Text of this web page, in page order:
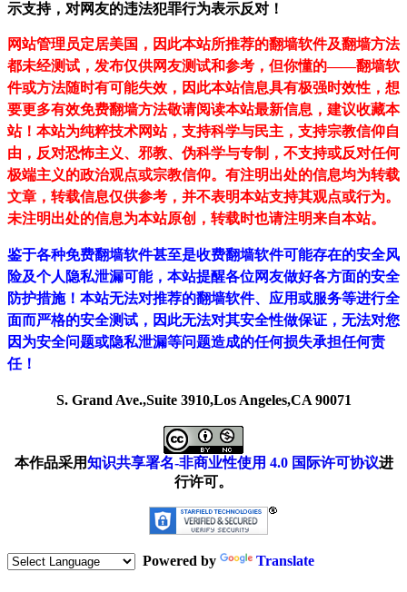
示支持，对网友的违法犯罪行为表示反对！
网站管理员定居美国，因此本站所推荐的翻墙软件及翻墙方法
都未经测试，发布仅供网友测试和参考，但你懂的——翻墙软
件或方法随时有可能失效，因此本站信息具有极强时效性，想
要更多有效免费翻墙方法敬请阅读本站最新信息，建议收藏本
站！ 本站为纯粹技术网站，支持科学与民主，支持宗教信仰自
由，反对恐怖主义、邪教、伪科学与专制，不支持或反对任何
极端主义的政治观点或宗教信仰。有注明出处的信息均为转载
文章，转载信息仅供参考，并不表明本站支持其观点或行为。
未注明出处的信息为本站原创，转载时也请注明来自本站。
鉴于各种免费翻墙软件甚至是收费翻墙软件可能存在的安全风
险及个人隐私泄漏可能，本站提醒各位网友做好各方面的安全
防护措施！本站无法对推荐的翻墙软件、应用或服务等进行全
面而严格的安全测试，因此无法对其安全性做保证，无法对您
因为安全问题或隐私泄漏等问题造成的任何损失承担任何责
任！
S. Grand Ave.,Suite 3910,Los Angeles,CA 90071
本作品采用知识共享署名-非商业性使用 4.0 国际许可协议进
行许可。
Powered by Translate